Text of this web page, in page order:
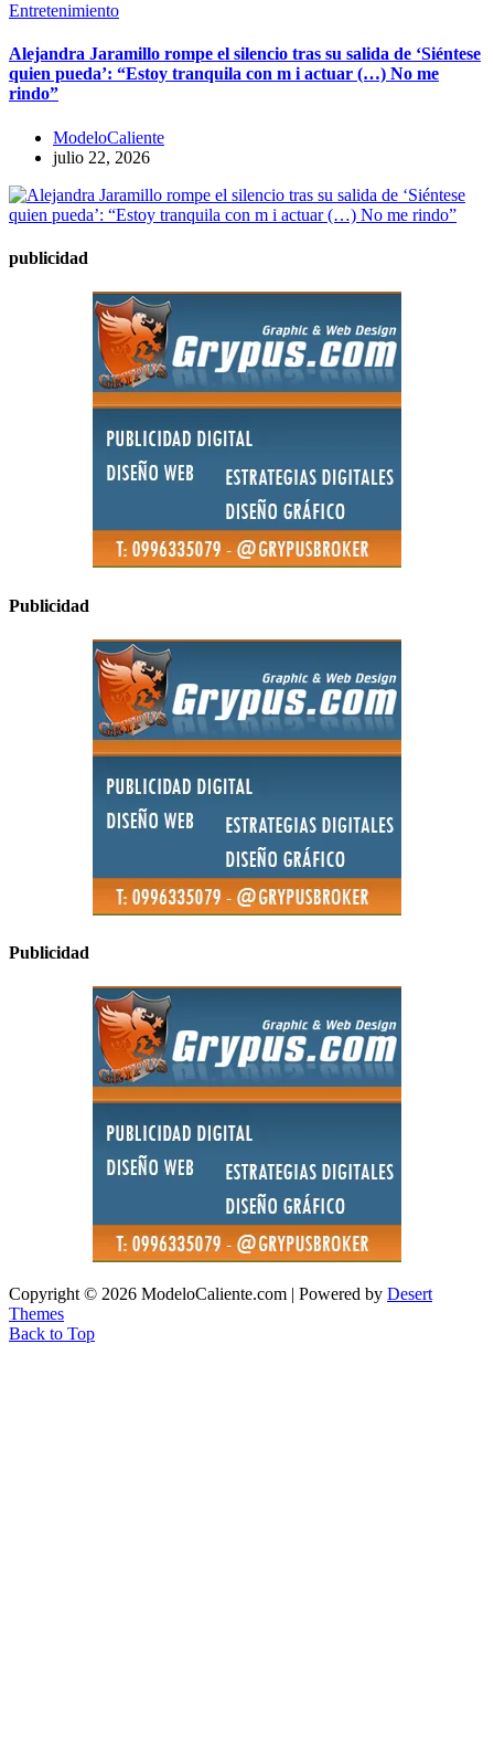
Entretenimiento
​Alejandra Jaramillo rompe el silencio tras su salida de ‘Siéntese
quien pueda’: “Estoy tranquila con m i actuar (…) No me
rindo”
ModeloCaliente
julio 22, 2026
publicidad
Publicidad
Publicidad
Copyright © 2026 ModeloCaliente.com | Powered by Desert
Themes
Back to Top